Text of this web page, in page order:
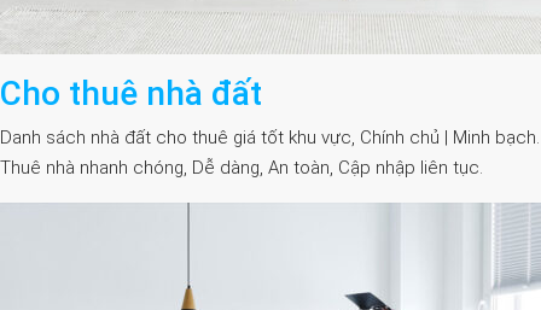
Cho thuê nhà đất
Danh sách nhà đất cho thuê giá tốt khu vực, Chính chủ | Minh bạch.
Thuê nhà nhanh chóng, Dễ dàng, An toàn, Cập nhập liên tục.